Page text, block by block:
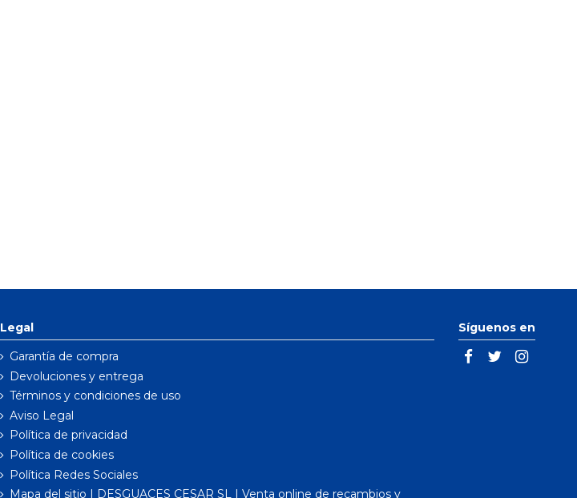
Legal
Garantía de compra
Devoluciones y entrega
Términos y condiciones de uso
Aviso Legal
Política de privacidad
Política de cookies
Política Redes Sociales
Mapa del sitio | DESGUACES CESAR SL | Venta online de recambios y
Síguenos en